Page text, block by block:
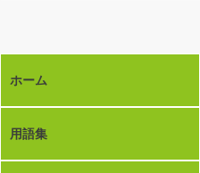
ホーム
用語集